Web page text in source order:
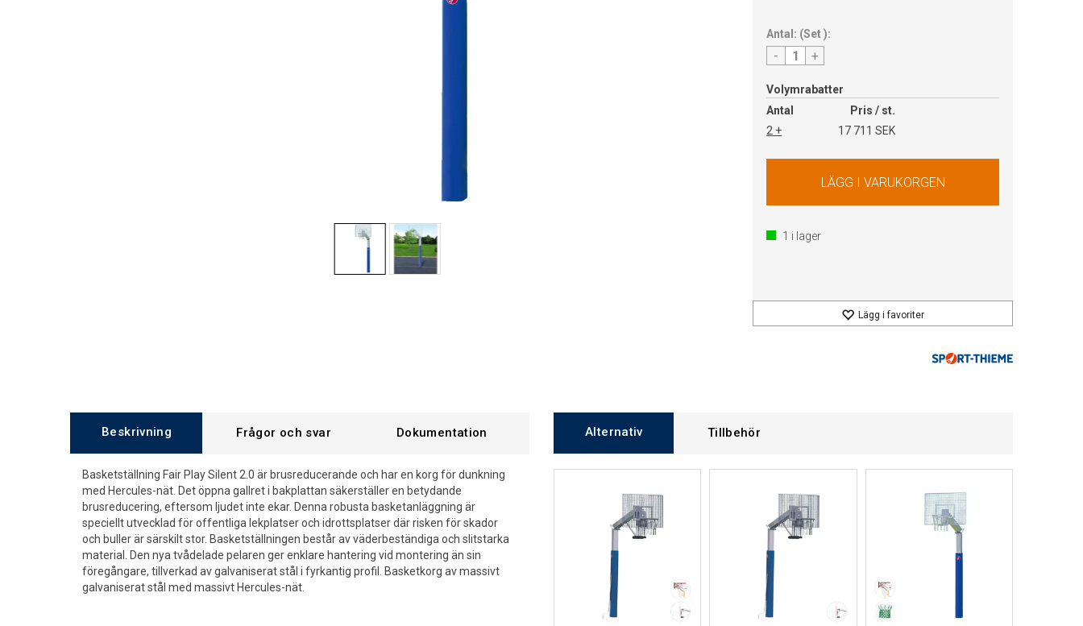
Antal: (Set):
- +
Volymrabatter
Antal
Pris / st.
2 +
17 711 SEK
1 i lager
Lägg i favoriter
Beskrivning Frågor och svar Dokumentation
Basketställning Fair Play Silent 2.0 är brusreducerande och har en korg för dunkning
med Hercules-nät. Det öppna gallret i bakplattan säkerställer en betydande
brusreducering, eftersom ljudet inte ekar. Denna robusta basketanläggning är
speciellt utvecklad för offentliga lekplatser och idrottsplatser där risken för skador
och buller är särskilt stor. Basketställningen består av väderbeständiga och slitstarka
material. Den nya tvådelade pelaren ger enklare hantering vid montering än sin
föregångare, tillverkad av galvaniserat stål i fyrkantig profil. Basketkorg av massivt
galvaniserat stål med massivt Hercules-nät.
Alternativ Tillbehör